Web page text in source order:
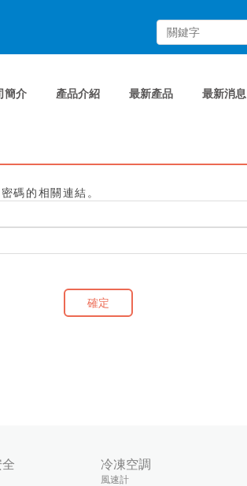
簡介 產品介紹 最新產品 最新消息
碼的相關連結。
確定
冷凍空調
風速計